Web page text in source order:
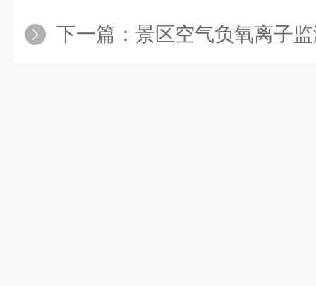
下一篇： 景区空气负氧离子监测仪：抗